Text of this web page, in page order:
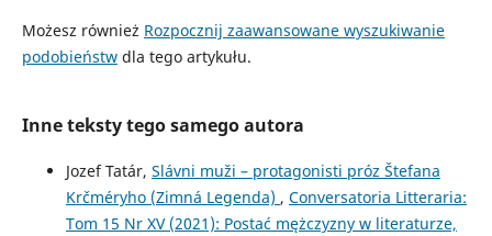
Możesz również Rozpocznij zaawansowane wyszukiwanie
podobieństwdla tego artykułu.
Inne teksty tego samego autora
Jozef Tatár, Slávni muži – protagonisti próz Štefana
Krčméryho (Zimná Legenda) , Conversatoria Litteraria:
Tom 15 Nr XV (2021): Postać mężczyzny w literaturze,